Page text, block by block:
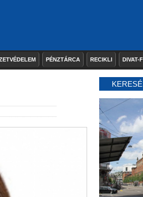
PÉNZTÁRCA RECIKLI DIVAT-